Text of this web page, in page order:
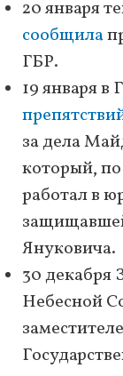
20 января
сообщила
ГБР.
19 января
за дела
который,
работал в
Януковича.
30 декабря
Небесной